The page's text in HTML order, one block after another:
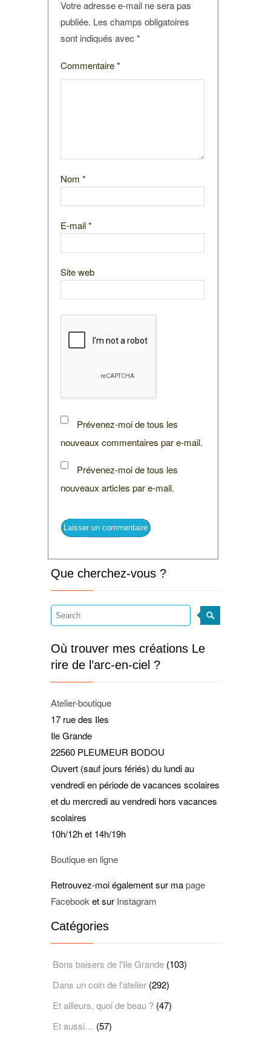
Votre adresse e-mail ne sera pas
publiée. Les champs obligatoires
sont indiqués avec *
Commentaire*
Nom *
E-mail*
Site web
Prévenez-moi de tous les
nouveaux commentaires par e-mail.
Prévenez-moi de tous les
nouveaux articles par e-mail.
Que cherchez-vous ?
Où trouver mes créations Le
rire de l’arc-en-ciel ?
Atelier-boutique
17 rue des Iles
Ile Grande
22560 PLEUMEUR BODOU
Ouvert (sauf jours fériés) du lundi au
vendredi en période de vacances scolaires
et du mercredi au vendredi hors vacances
scolaires
10h/12h et 14h/19h
Boutique en ligne
Retrouvez-moi également sur mapage
Facebook et sur Instagram
Catégories
Bons baisers de l'Ile Grande (103)
Dans un coin de l'atelier (292)
Et ailleurs, quoi de beau ? (47)
Et aussi… (57)